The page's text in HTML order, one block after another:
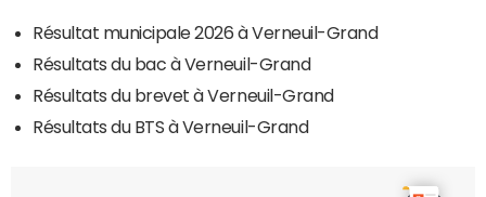
Résultat municipale 2026 à Verneuil-Grand
Résultats du bac à Verneuil-Grand
Résultats du brevet à Verneuil-Grand
Résultats du BTS à Verneuil-Grand